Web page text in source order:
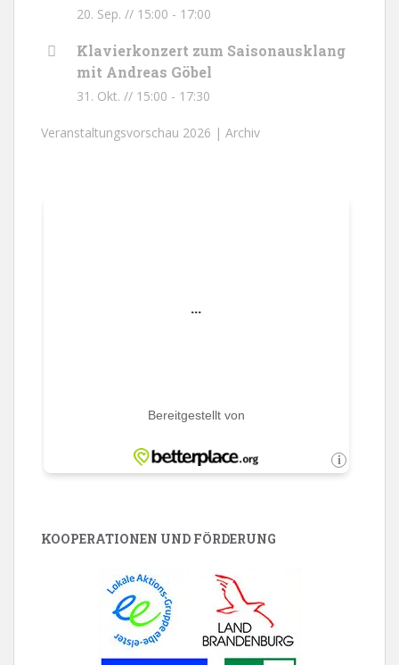
20. Sep. // 15:00 - 17:00
Klavierkonzert zum Saisonausklang
mit Andreas Göbel
31. Okt. // 15:00 - 17:30
Veranstaltungsvorschau 2026 | Archiv
KOOPERATIONEN UND FÖRDERUNG